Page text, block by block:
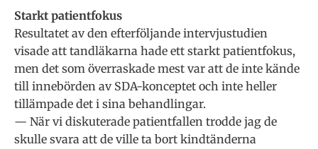
Starkt patientfokus
Resultatet av den efterföljande intervjustudien
visade att tandläkarna hade ett starkt patientfokus,
men det som överraskade mest var att de inte kände
till innebörden av SDA-konceptet och inte heller
tillämpade det i sina behandlingar.
— När vi diskuterade patientfallen trodde jag de
skulle svara att de ville ta bort kindtänderna